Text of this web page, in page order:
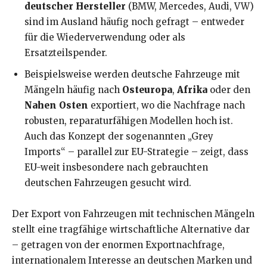
deutscher Hersteller (BMW, Mercedes, Audi, VW)
sind im Ausland häufig noch gefragt – entweder
für die Wiederverwendung oder als
Ersatzteilspender.
Beispielsweise werden deutsche Fahrzeuge mit
Mängeln häufig nach Osteuropa, Afrika oder den
Nahen Osten exportiert, wo die Nachfrage nach
robusten, reparaturfähigen Modellen hoch ist.
Auch das Konzept der sogenannten „Grey
Imports“ – parallel zur EU-Strategie – zeigt, dass
EU-weit insbesondere nach gebrauchten
deutschen Fahrzeugen gesucht wird.
Der Export von Fahrzeugen mit technischen Mängeln
stellt eine tragfähige wirtschaftliche Alternative dar
– getragen von der enormen Exportnachfrage,
internationalem Interesse an deutschen Marken und